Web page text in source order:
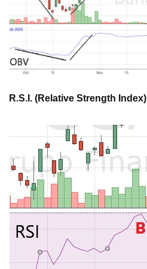
R.S.I. (Relative Strength Index)